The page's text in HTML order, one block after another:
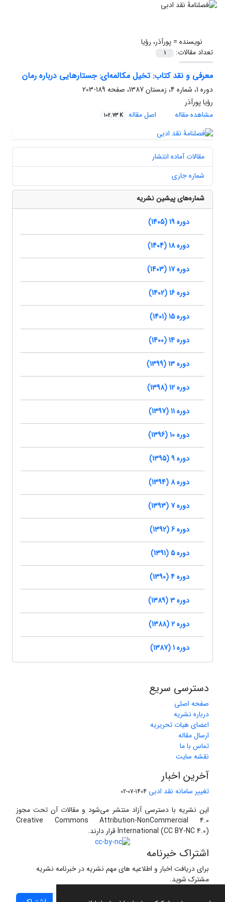
نویسنده =پورآذر، رؤیا
تعداد مقالات:
1
معرفی و نقد کتاب: تخیل مکالمه‌ای: جستارهایی درباره رمان
دوره 1، شماره 4، زمستان 1387، صفحه
189-203
رؤیا پورآذر
مشاهده مقاله
اصل مقاله 102.73 K
مقالات آماده انتشار
شماره جاری
شماره‌های پیشین نشریه
دوره 19 (1405)
دوره 18 (1404)
دوره 17 (1403)
دوره 16 (1402)
دوره 15 (1401)
دوره 14 (1400)
دوره 13 (1399)
دوره 12 (1398)
دوره 11 (1397)
دوره 10 (1396)
دوره 9 (1395)
دوره 8 (1394)
دوره 7 (1393)
دوره 6 (1392)
دوره 5 (1391)
دوره 4 (1390)
دوره 3 (1389)
دوره 2 (1388)
دوره 1 (1387)
دسترسی سریع
صفحه اصلی
درباره نشریه
اعضای هیات تحریریه
ارسال مقاله
تماس با ما
نقشه سایت
آخرین اخبار
تغییر سامانه نقد ادبی 1404-07-02
این نشریه با دسترسی آزاد منتشر می‌شود و مقالات آن تحت مجوز
Creative Commons Attribution-NonCommercial 4.0
International (CC BY-NC 4.0) قرار دارند.
اشتراک خبرنامه
برای دریافت اخبار و اطلاعیه های مهم نشریه در خبرنامه نشریه
مشترک شوید.